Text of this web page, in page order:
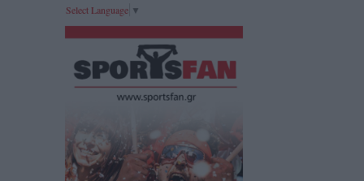
Select Language ▼